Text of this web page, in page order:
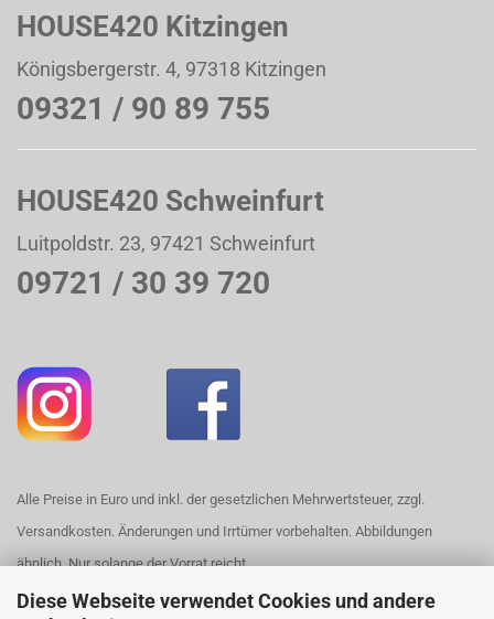
Diese Webseite verwendet Cookies und andere
HOUSE420 Kitzingen
Königsbergerstr. 4, 97318 Kitzingen
09321 / 90 89 755
HOUSE420 Schweinfurt
Luitpoldstr. 23, 97421 Schweinfurt
09721 / 30 39 720
Alle Preise in Euro und inkl. der gesetzlichen Mehrwertsteuer, zzgl.
Versandkosten. Änderungen und Irrtümer vorbehalten. Abbildungen
ähnlich. Nur solange der Vorrat reicht.